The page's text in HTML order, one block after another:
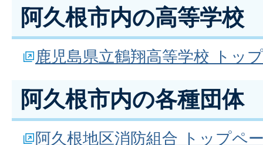
阿久根市内の高等学校
鹿児島県立鶴翔高等学校 トッ
阿久根市内の各種団体
阿久根地区消防組合 トップペ